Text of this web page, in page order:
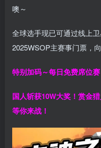
噢～
全球选手现已可通过线上
2025WSOP主赛事门票，
特别加码～每日免费席位赛
国人斩获10W大奖！ 赏金
等你来战！